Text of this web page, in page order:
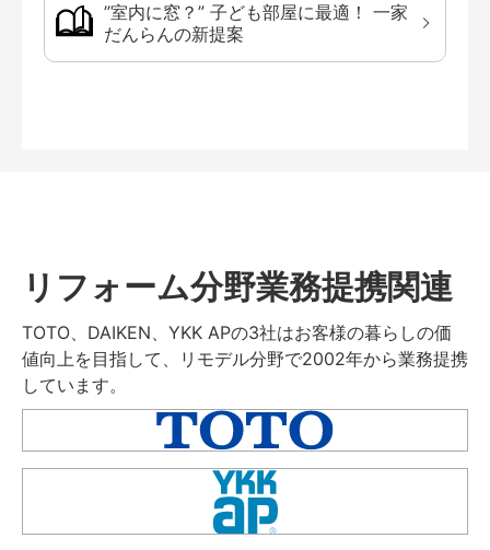
”室内に窓？” 子ども部屋に最適！ 一家
だんらんの新提案
リフォーム分野業務提携関連
TOTO、DAIKEN、YKK APの3社はお客様の暮らしの価
値向上を目指して、リモデル分野で2002年から業務提携
しています。